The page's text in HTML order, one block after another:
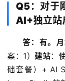
Q5：对于
AI+独立站
答：有。
案：1）建站：
础套餐）+ AI